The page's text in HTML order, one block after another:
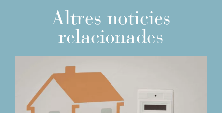
Altres noticies
relacionades